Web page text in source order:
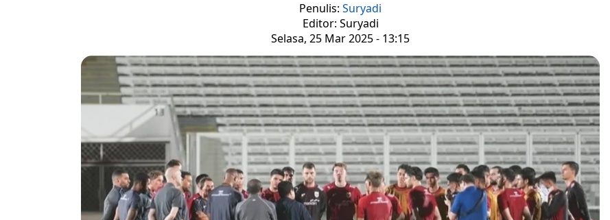
Penulis: Suryadi
Editor: Suryadi
Selasa, 25 Mar 2025 - 13:15